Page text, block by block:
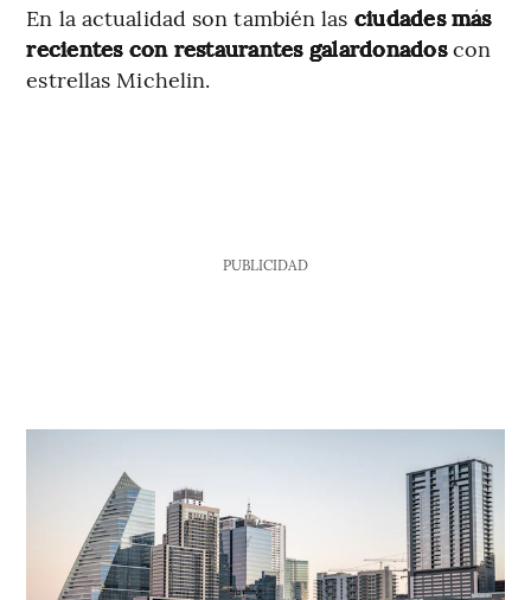
En la actualidad son también las ciudades más
recientes con restaurantes galardonadoscon
estrellas Michelin.
PUBLICIDAD